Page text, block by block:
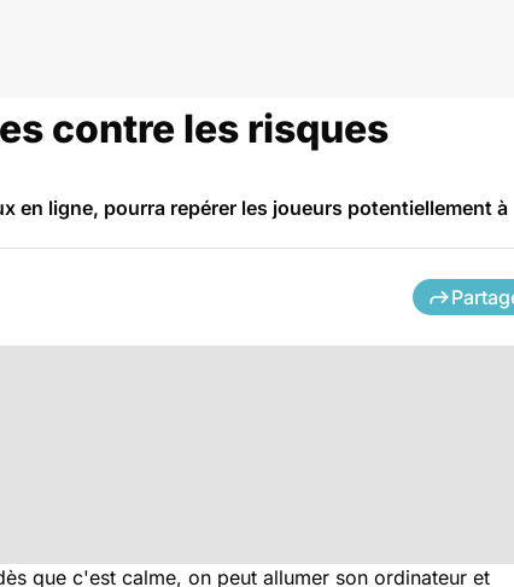
contre les risques
en ligne, pourra repérer les joueurs potentiellement à
que c'est calme, on peut allumer son ordinateur et